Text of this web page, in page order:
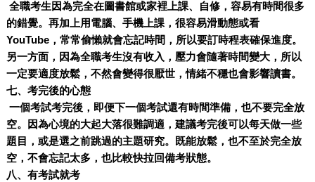
全職考生因為完全在圖書館或家裡上課、自修，容易有時間很多
的錯覺。再加上用電腦、手機上課，很容易滑動態或看
YouTube，常常偷懶就會忘記時間，所以要訂時程表確保進度。
另一方面，因為全職考生沒有收入，壓力會隨著時間變大，所以
一定要適度放鬆，不然會變得很厭世，情緒不穩也會影響讀書。
七、考完後的心態
一個考試考完後，即便下一個考試還有時間準備，也不要完全放
空。因為心境的大起大落很難調適，建議考完後可以每天做一些
題目，或是選之前跳過的主題研究。既能放鬆，也不至於完全放
空，不會忘記太多，也比較快拉回備考狀態。
八、有考試就考